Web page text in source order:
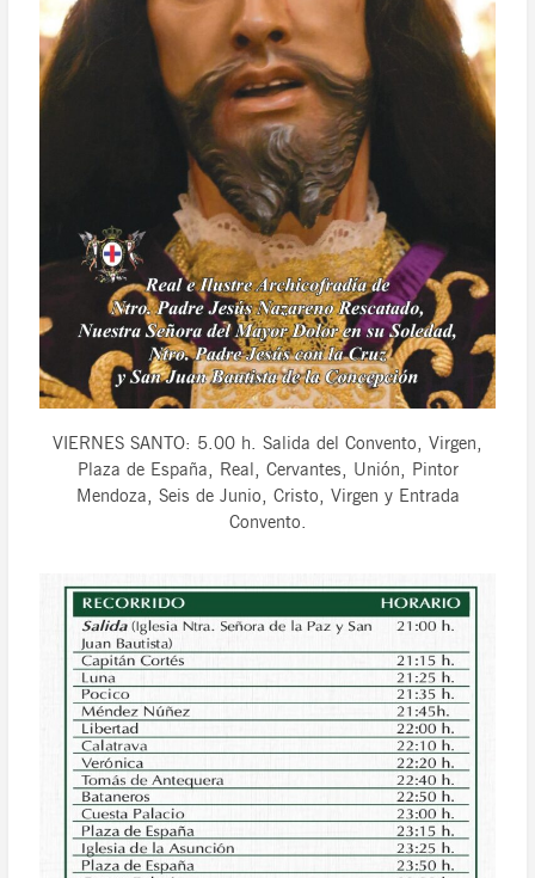
VIERNES SANTO: 5.00 h. Salida del Convento, Virgen,
Plaza de España, Real, Cervantes, Unión, Pintor
Mendoza, Seis de Junio, Cristo, Virgen y Entrada
Convento.